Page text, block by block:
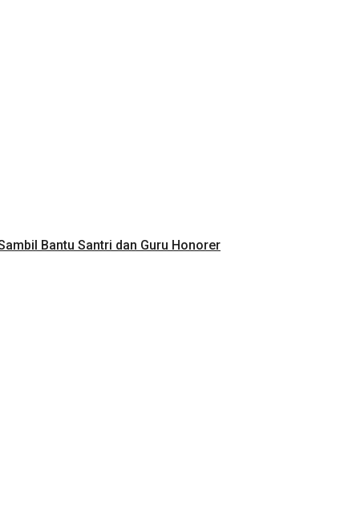
Bantu Santri dan Guru Honorer